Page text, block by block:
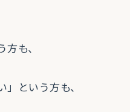
方も、
」という方も、